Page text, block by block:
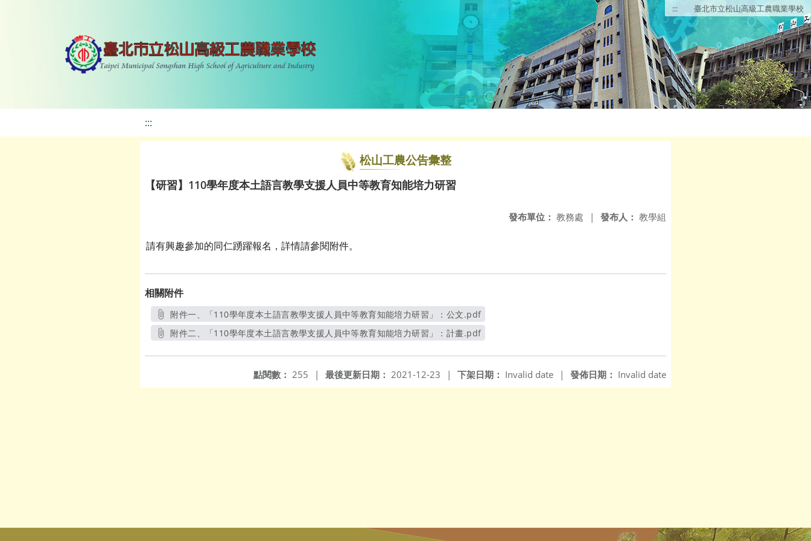
::: 臺北市立松山高級工農職業學校
:::
松山工農公告彙整
【研習】110學年度本土語言教學支援人員中等教育知能培力研習
發布人： 教學組
發布單位： 教務處 |
請有興趣參加的同仁踴躍報名，詳情請參閱附件。
相關附件
附件一、「110學年度本土語言教學支援人員中等教育知能培力研習」：公文.pdf
另開新視窗
附件二、「110學年度本土語言教學支援人員中等教育知能培力研習」：計畫.pdf
發佈日期： Invalid date
下架日期： Invalid date |
最後更新日期： 2021-12-23 |
點閱數： 255 |